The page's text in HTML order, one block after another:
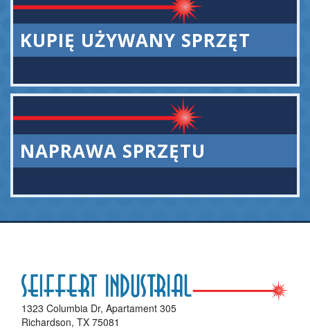
KUPIĘ UŻYWANY SPRZĘT
NAPRAWA SPRZĘTU
1323 Columbia Dr, Apartament 305
Richardson, TX 75081